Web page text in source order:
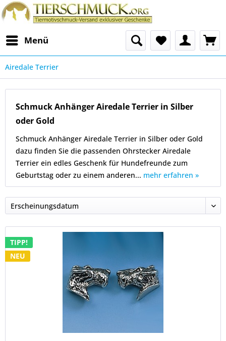
Menü
Airedale Terrier
Schmuck Anhänger Airedale Terrier in Silber
oder Gold
Schmuck Anhänger Airedale Terrier in Silber oder Gold
dazu finden Sie die passenden Ohrstecker Airedale
Terrier ein edles Geschenk für Hundefreunde zum
Geburtstag oder zu einem anderen... mehr erfahren »
TIPP!
NEU